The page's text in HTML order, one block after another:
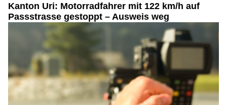
Kanton Uri: Motorradfahrer mit 122 km/h auf
Passstrasse gestoppt – Ausweis weg